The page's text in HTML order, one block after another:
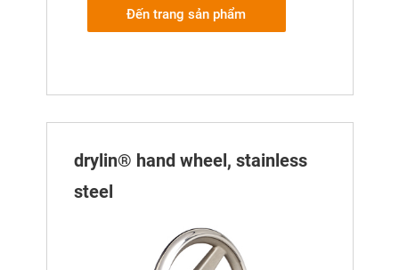
Đến trang sản phẩm
drylin® hand wheel, stainless
steel